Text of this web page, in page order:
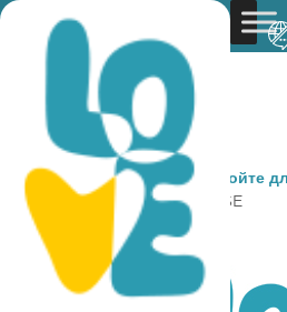
You are here: Home »Откройте
Gastronomy
» PIZZA HOUSE
PIZZA HOUSE